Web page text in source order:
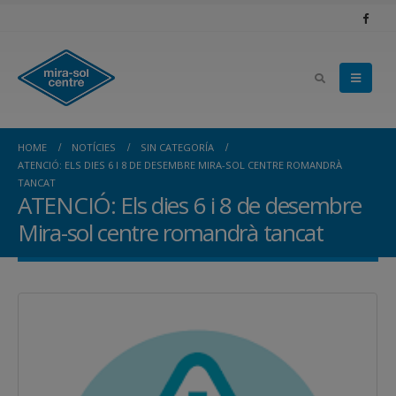
HOME NOTÍCIES
SIN CATEGORÍA
ATENCIÓ: ELS DIES 6 I 8 DE DESEMBRE MIRA-SOL CENTRE ROMANDRÀ
TANCAT
ATENCIÓ: Els dies 6 i 8 de desembre
Mira-sol centre romandrà tancat